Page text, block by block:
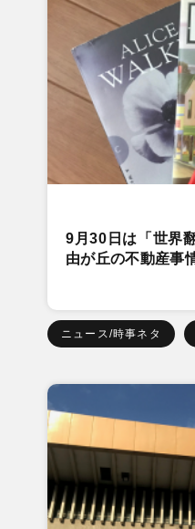
9月30日は「世界
由が丘の不動産事
ニュース/時事ネタ